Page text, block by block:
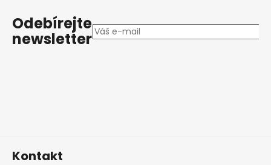
Odebírejte
newsletter
Kontakt